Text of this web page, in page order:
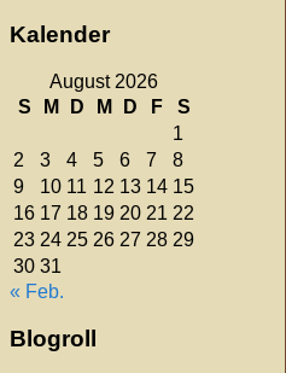
Kalender
August 2026
S
M D M D F
S
1
2
3 4 5 6 7
8
9
10 11 12 13 14 15
16 17 18 19 20 21 22
23 24 25 26 27 28 29
30 31
« Feb.
Blogroll